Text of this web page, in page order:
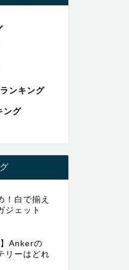
ンキング
ング
！白で揃え
ジェット
Ankerの
リーはどれ